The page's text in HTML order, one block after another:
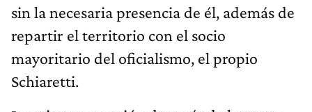
sin la necesaria presencia de él, además de
repartir el territorio con el socio
mayoritario del oficialismo, el propio
Schiaretti.